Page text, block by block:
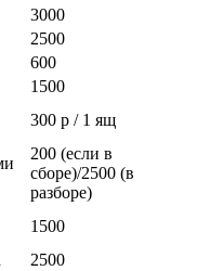
3000
2500
600
1500
300 р / 1 ящ
200 (если в
сборе)/2500 (в
разборе)
1500
2500